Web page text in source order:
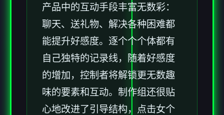
产品中的​​互动手段丰富无数彩​​：
聊天、送礼物、解决各种困难都
能提升好感度。逐个个个体都有
自己独特的记录线，随着好感度
的增加，控制者将解锁更无数趣
味的要素和互动。制作组还很贴
心地改进了引导结构，点击女个